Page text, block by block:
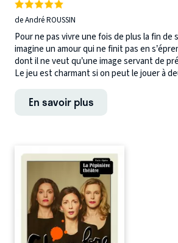
de André ROUSSIN
Pour ne pas vivre une fois de plus la fin de
imagine un amour qui ne finit pas en
dont il ne veut qu’une image servant de
Le jeu est charmant si on peut le jouer à
En savoir plus